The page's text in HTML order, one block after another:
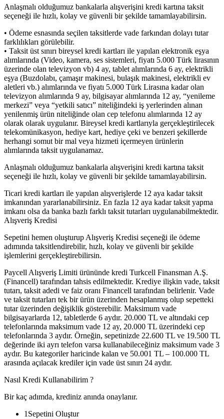
Anlaşmalı olduğumuz bankalarla alışverişini kredi kartına taksit
seçeneği ile hızlı, kolay ve güvenli bir şekilde tamamlayabilirsin.
• Ödeme esnasında seçilen taksitlerde vade farkından dolayı tutar
farklılıkları görülebilir.
• Taksit üst sınırı bireysel kredi kartları ile yapılan elektronik eşya
alımlarında (Video, kamera, ses sistemleri, fiyatı 5.000 Türk lirasının
üzerinde olan televizyon vb) 4 ay, tablet alımlarında 6 ay, elektrikli
eşya (Buzdolabı, çamaşır makinesi, bulaşık makinesi, elektrikli ev
aletleri vb.) alımlarında ve fiyatı 5.000 Türk Lirasına kadar olan
televizyon alımlarında 9 ay, bilgisayar alımlarında 12 ay, “yenileme
merkezi” veya “yetkili satıcı” niteliğindeki iş yerlerinden alınan
yenilenmiş ürün niteliğinde olan cep telefonu alımlarında 12 ay
olarak olarak uygulanır. Bireysel kredi kartlarıyla gerçekleştirilecek
telekomünikasyon, hediye kart, hediye çeki ve benzeri şekillerde
herhangi somut bir mal veya hizmeti içermeyen ürünlerin
alımlarında taksit uygulanamaz.
Anlaşmalı olduğumuz bankalarla alışverişini kredi kartına taksit
seçeneği ile hızlı, kolay ve güvenli bir şekilde tamamlayabilirsin.
Ticari kredi kartları ile yapılan alışverişlerde 12 aya kadar taksit
imkanından yararlanabilirsiniz. En fazla 12 aya kadar taksit yapma
imkanı olsa da banka bazlı farklı taksit tutarları uygulanabilmektedir.
Alışveriş Kredisi
Sepetini hemen oluşturup Alışveriş Kredisi seçeneği ile ödeme
adımında taksitlendirebilir, hızlı, kolay ve güvenli bir şekilde
işlemlerini gerçekleştirebilirsin.
Paycell Alışveriş Limiti ürününde kredi Turkcell Finansman A.Ş.
(Financell) tarafından tahsis edilmektedir. Krediye ilişkin vade, taksit
tutarı, taksit adedi ve faiz oranı Financell tarafından belirlenir. Vade
ve taksit tutarları tek bir ürün üzerinden hesaplanmış olup sepetteki
tutar üzerinden değişiklik gösterebilir. Maksimum vade
bilgisayarlarda 12, tabletlerde 6 aydır. 20.000 TL ve altındaki cep
telefonlarında maksimum vade 12 ay, 20.000 TL üzerindeki cep
telefonlarında 3 aydır. Örneğin, sepetinizde 22.600 TL ve 19.500 TL
değerinde iki ayrı telefon varsa kullanabileceğiniz maksimum vade 3
aydır. Bu kategoriler haricinde kalan ve 50.001 TL – 100.000 TL
arasında açılacak krediler için vade üst sınırı 24 aydır.
Nasıl Kredi Kullanabilirim ?
Bir kaç adımda, krediniz anında onaylanır.
1 Sepetini Oluştur